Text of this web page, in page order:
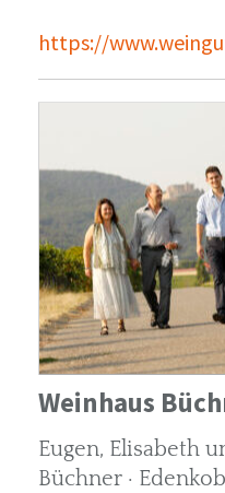
https://
Weinhaus
Eugen, Elisabeth
Büchner ·